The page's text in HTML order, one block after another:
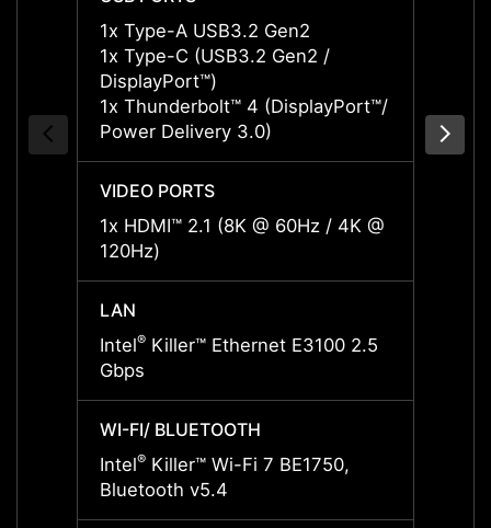
1x Type-A USB3.2 Gen2
1x Type-C (USB3.2 Gen2 /
DisplayPort™)
1x Thunderbolt™ 4 (DisplayPort™/
Power Delivery 3.0)
VIDEO PORTS
1x HDMI™ 2.1 (8K @ 60Hz / 4K @
120Hz)
LAN
Intel® Killer™ Ethernet E3100 2.5
Gbps
WI-FI/ BLUETOOTH
Intel® Killer™ Wi-Fi 7 BE1750,
Bluetooth v5.4